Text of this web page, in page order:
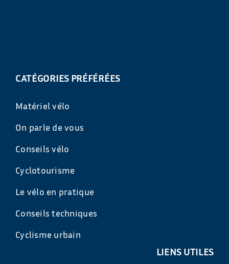
CATÉGORIES PRÉFÉRÉES
Matériel vélo
On parle de vous
Conseils vélo
Cyclotourisme
Le vélo en pratique
Conseils techniques
Cyclisme urbain
LIENS UTILES